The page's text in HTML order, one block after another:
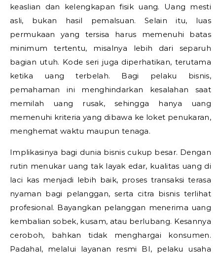
keaslian dan kelengkapan fisik uang. Uang mesti
asli, bukan hasil pemalsuan. Selain itu, luas
permukaan yang tersisa harus memenuhi batas
minimum tertentu, misalnya lebih dari separuh
bagian utuh. Kode seri juga diperhatikan, terutama
ketika uang terbelah. Bagi pelaku bisnis,
pemahaman ini menghindarkan kesalahan saat
memilah uang rusak, sehingga hanya uang
memenuhi kriteria yang dibawa ke loket penukaran,
menghemat waktu maupun tenaga.
Implikasinya bagi dunia bisnis cukup besar. Dengan
rutin menukar uang tak layak edar, kualitas uang di
laci kas menjadi lebih baik, proses transaksi terasa
nyaman bagi pelanggan, serta citra bisnis terlihat
profesional. Bayangkan pelanggan menerima uang
kembalian sobek, kusam, atau berlubang. Kesannya
ceroboh, bahkan tidak menghargai konsumen.
Padahal, melalui layanan resmi BI, pelaku usaha